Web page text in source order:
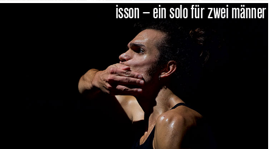
isson – ein solo für zwei männer